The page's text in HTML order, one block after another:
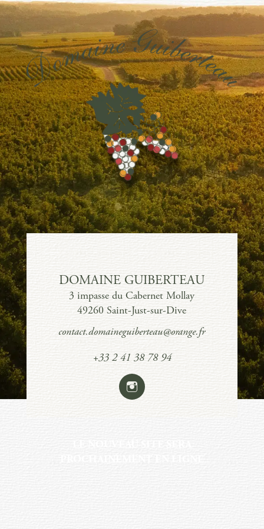
DOMAINE GUIBERTEAU
3 impasse du Cabernet Mollay
49260 Saint-Just-sur-Dive
contact.domaineguiberteau@orange.fr
+33 2 41 38 78 94